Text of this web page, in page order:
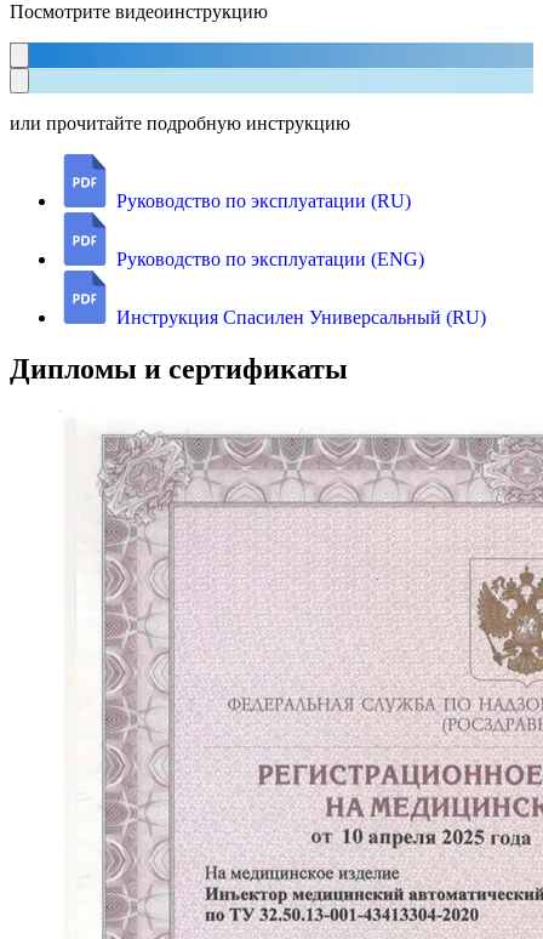
Посмотрите видеоинструкцию
или прочитайте подробную инструкцию
Руководство по эксплуатации (RU)
Руководство по эксплуатации (ENG)
Инструкция Спасилен Универсальный (RU)
Дипломы и сертификаты